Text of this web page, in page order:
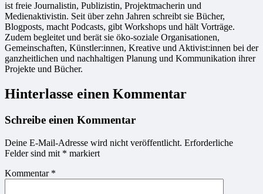
ist freie Jour­na­lis­tin, Publizistin, Projekt­ma­che­rin und
Medienaktivistin. Seit über zehn Jahren schreibt sie Bücher,
Blogposts, macht Podcasts, gibt Workshops und hält Vorträge.
Zudem begleitet und berät sie öko-soziale Organisationen,
Gemeinschaften, Künstler:innen, Kreative und Aktivist:innen bei der
ganzheitlichen und nachhaltigen Planung und Kommunikation ihrer
Projekte und Bücher.
Hinterlasse einen Kommentar
Schreibe einen Kommentar
Deine E-Mail-Adresse wird nicht veröffentlicht. Erforderliche
Felder sind mit * markiert
Kommentar *